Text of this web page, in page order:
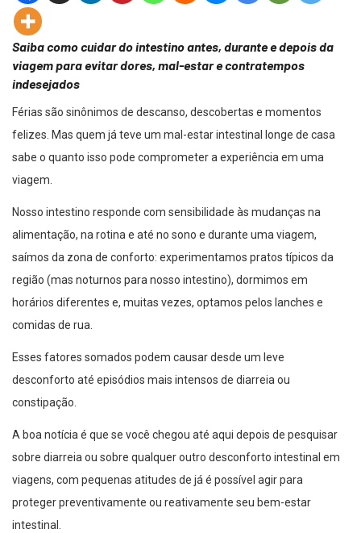
Saiba como cuidar do intestino antes, durante e depois da
viagem para evitar dores, mal-estar e contratempos
indesejados
Férias são sinônimos de descanso, descobertas e momentos
felizes. Mas quem já teve um mal-estar intestinal longe de casa
sabe o quanto isso pode comprometer a experiência em uma
viagem.
Nosso intestino responde com sensibilidade às mudanças na
alimentação, na rotina e até no sono e durante uma viagem,
saímos da zona de conforto: experimentamos pratos típicos da
região (mas noturnos para nosso intestino), dormimos em
horários diferentes e, muitas vezes, optamos pelos lanches e
comidas de rua.
Esses fatores somados podem causar desde um leve
desconforto até episódios mais intensos de diarreia ou
constipação.
A boa notícia é que se você chegou até aqui depois de pesquisar
sobre diarreia ou sobre qualquer outro desconforto intestinal em
viagens, com pequenas atitudes de já é possível agir para
proteger preventivamente ou reativamente seu bem-estar
intestinal.